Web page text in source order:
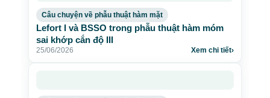
Câu chuyện về phẫu thuật hàm mặt
Lefort I và BSSO trong phẫu thuật hàm móm
sai khớp cắn độ III
25/06/2026 Xem chi tiết›